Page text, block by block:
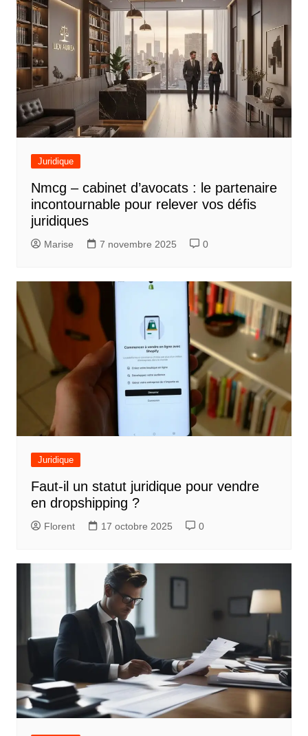
Juridique
Nmcg – cabinet d’avocats : le partenaire
incontournable pour relever vos défis
juridiques
Marise 7 novembre 2025 0
Juridique
Faut-il un statut juridique pour vendre
en dropshipping ?
Florent 17 octobre 2025 0